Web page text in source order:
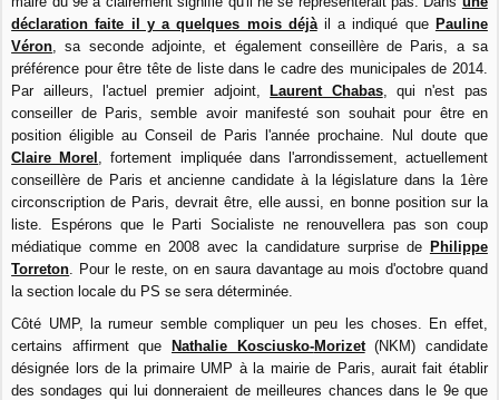
déclaration faite il y a quelques mois déjàil a indiqué que Pauline
Véron, sa seconde adjointe, et également conseillère de Paris, a sa
préférence pour être tête de liste dans le cadre des municipales de 2014.
Par ailleurs, l'actuel premier adjoint,
Laurent Chabas, qui n'est pas
conseiller de Paris, semble avoir manifesté son souhait pour être en
position éligible au Conseil de Paris l'année prochaine. Nul doute que
Claire Morel , fortement impliquée dans l'arrondissement, actuellement
conseillère de Paris et ancienne candidate à la législature dans la 1ère
circonscription de Paris, devrait être, elle aussi, en bonne position sur la
liste. Espérons que le Parti Socialiste ne renouvellera pas son coup
médiatique comme en 2008 avec la candidature surprise de Philippe
Torreton. Pour le reste, on en saura davantage au mois d'octobre quand
la section locale du PS se sera déterminée.
Côté UMP, la rumeur semble compliquer un peu les choses. En effet,
certains affirment que Nathalie Kosciusko-Morizet(NKM) candidate
désignée lors de la primaire UMP à la mairie de Paris, aurait fait établir
des sondages qui lui donneraient de meilleures chances dans le 9e que